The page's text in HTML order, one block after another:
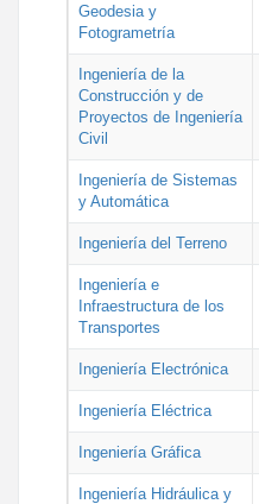
Geodesia y
Fotogrametría
Ingeniería de la
Construcción y de
Proyectos de Ingeniería
Civil
Ingeniería de Sistemas
y Automática
Ingeniería del Terreno
Ingeniería e
Infraestructura de los
Transportes
Ingeniería Electrónica
Ingeniería Eléctrica
Ingeniería Gráfica
Ingeniería Hidráulica y